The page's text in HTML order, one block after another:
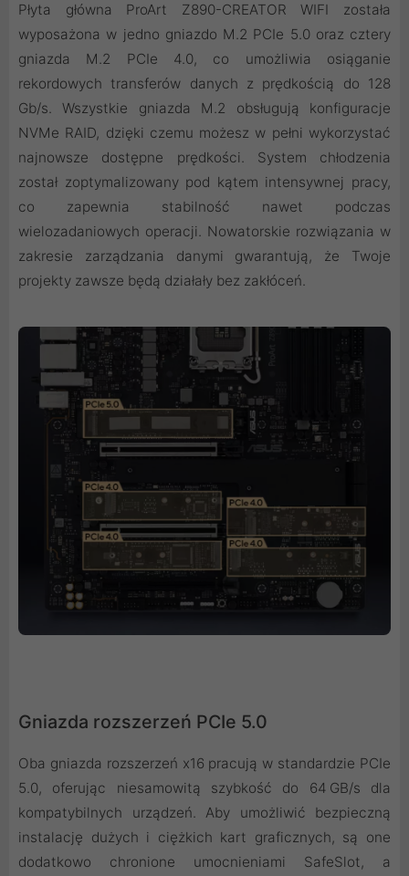
Płyta główna ProArt Z890-CREATOR WIFI została
wyposażona w jedno gniazdo M.2 PCIe 5.0 oraz cztery
gniazda M.2 PCIe 4.0, co umożliwia osiąganie
rekordowych transferów danych z prędkością do 128
Gb/s. Wszystkie gniazda M.2 obsługują konfiguracje
NVMe RAID, dzięki czemu możesz w pełni wykorzystać
najnowsze dostępne prędkości. System chłodzenia
został zoptymalizowany pod kątem intensywnej pracy,
co zapewnia stabilność nawet podczas
wielozadaniowych operacji. Nowatorskie rozwiązania w
zakresie zarządzania danymi gwarantują, że Twoje
projekty zawsze będą działały bez zakłóceń.
Gniazda rozszerzeń PCIe 5.0
Oba gniazda rozszerzeń x16 pracują w standardzie PCIe
5.0, oferując niesamowitą szybkość do 64 GB/s dla
kompatybilnych urządzeń. Aby umożliwić bezpieczną
instalację dużych i ciężkich kart graficznych, są one
dodatkowo chronione umocnieniami SafeSlot, a